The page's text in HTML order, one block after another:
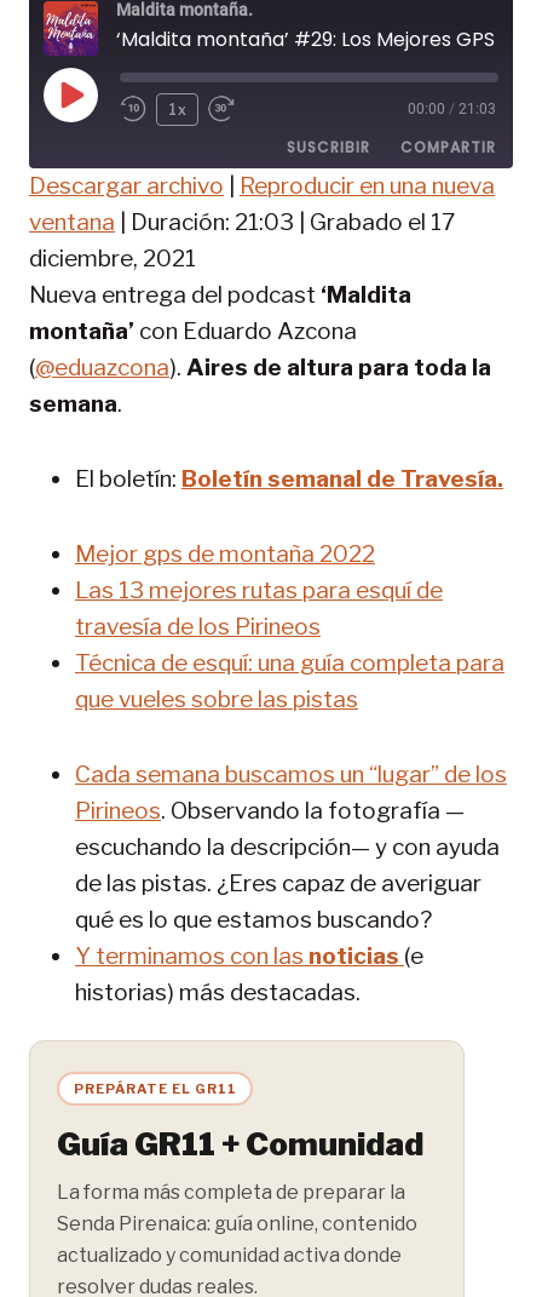
Maldita montaña.
R
r
o
d
u
c
r
e
p
o
o
1x 00:00 / 21:03
SUSCRIBIR COMPARTIR
FEED RSS
COMPAR
TIR
ENLACE
AR
Descargar archivo | Reproducir en una nueva
ventana | Duración: 21:03 | Grabado el 17
diciembre, 2021
Nueva entrega del podcast ‘Maldita
montaña’ con Eduardo Azcona
(@eduazcona). Aires de altura para toda la
semana.
El boletín: Boletín semanal de Travesía.
Mejor gps de montaña 2022
Las 13 mejores rutas para esquí de
travesía de los Pirineos
Técnica de esquí: una guía completa para
que vueles sobre las pistas
Cada semana buscamos un “lugar” de los
Pirineos. Observando la fotografía —
escuchando la descripción— y con ayuda
de las pistas. ¿Eres capaz de averiguar
qué es lo que estamos buscando?
Y terminamos con las noticias (e
historias) más destacadas.
PREPÁRATE EL GR11
Guía GR11 + Comunidad
La forma más completa de preparar la
Senda Pirenaica: guía online, contenido
actualizado y comunidad activa donde
resolver dudas reales.